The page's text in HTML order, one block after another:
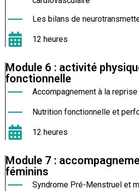
Les bilans de
12 heures
Module 6 : activité
fonctionnelle
Accompagnement à la
Nutrition fonctionnelle et
12 heures
Module 7 :
féminins
Syndrome Pré-Menstruel et